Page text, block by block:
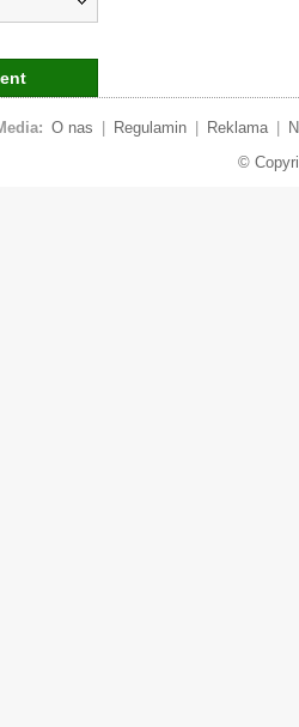
O nas Regulamin Reklama
©